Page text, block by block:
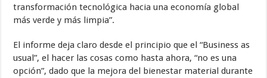
transformación tecnológica hacia una economía global
más verde y más limpia”.
El informe deja claro desde el principio que el “Business as
usual”, el hacer las cosas como hasta ahora, “no es una
opción”, dado que la mejora del bienestar material durante